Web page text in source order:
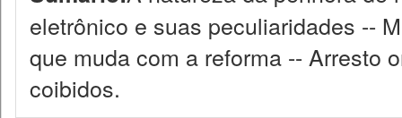
eletrônico e suas peculiaridades --
que muda com a reforma -- Arresto
coibidos.